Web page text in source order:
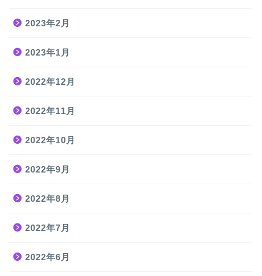
2023年2月
2023年1月
2022年12月
2022年11月
2022年10月
2022年9月
2022年8月
2022年7月
2022年6月